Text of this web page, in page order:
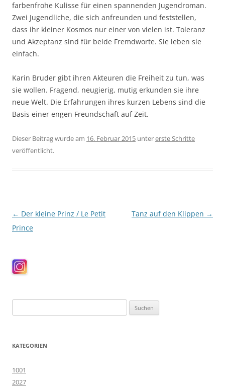
farbenfrohe Kulisse für einen spannenden Jugendroman.
Zwei Jugendliche, die sich anfreunden und feststellen,
dass ihr kleiner Kosmos nur einer von vielen ist. Toleranz
und Akzeptanz sind für beide Fremdworte. Sie leben sie
einfach.
Karin Bruder gibt ihren Akteuren die Freiheit zu tun, was
sie wollen. Fragend, neugierig, mutig erkunden sie ihre
neue Welt. Die Erfahrungen ihres kurzen Lebens sind die
Basis einer engen Freundschaft auf Zeit.
Dieser Beitrag wurde am 16. Februar 2015 untererste Schritte
veröffentlicht.
Beitragsnavigation
← Der kleine Prinz / Le Petit
Prince
Tanz auf den Klippen →
nach:
KATEGORIEN
1001
2027